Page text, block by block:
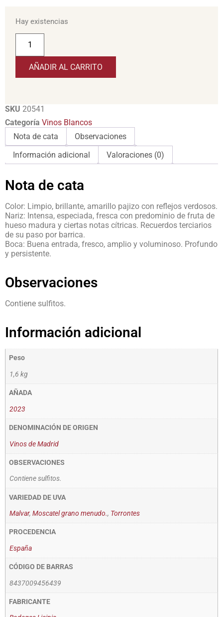
Hay existencias
AÑADIR AL CARRITO
SKU 20541
Categoría Vinos Blancos
Nota de cata
Observaciones
Información adicional
Valoraciones (0)
Nota de cata
Color: Limpio, brillante, amarillo pajizo con reflejos verdosos.
Nariz: Intensa, especiada, fresca con predominio de fruta de
hueso madura y ciertas notas cítricas. Recuerdos terciarios
de su paso por barrica.
Boca: Buena entrada, fresco, amplio y voluminoso. Profundo
y persistente.
Observaciones
Contiene sulfitos.
Información adicional
Peso
1,6 kg
AÑADA
2023
DENOMINACIÓN DE ORIGEN
Vinos de Madrid
OBSERVACIONES
Contiene sulfitos.
VARIEDAD DE UVA
Malvar, Moscatel grano menudo., Torrontes
PROCEDENCIA
España
CÓDIGO DE BARRAS
8437009456439
FABRICANTE